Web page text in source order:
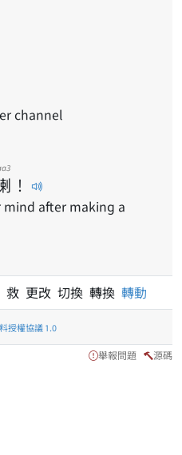
channel
！
after making a
更改 切換 轉換 轉動
授權協議 1.0
舉報問題 源碼